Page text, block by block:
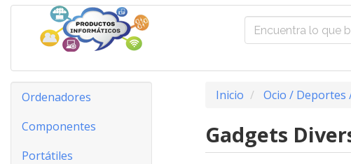
Ordenadores
Componentes
Portátiles
Inicio Ocio / Deportes
Gadgets